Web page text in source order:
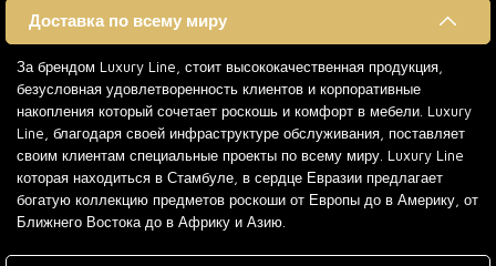
Доставка по всему миру
За брендом Luxury Line, стоит высококачественная продукция,
безусловная удовлетворенность клиентов и корпоративные
накопления который сочетает роскошь и комфорт в мебели. Luxury
Line, благодаря своей инфраструктуре обслуживания, поставляет
своим клиентам специальные проекты по всему миру. Luxury Line
которая находиться в Стамбуле, в сердце Евразии предлагает
богатую коллекцию предметов роскоши от Европы до в Америку, от
Ближнего Востока до в Африку и Азию.